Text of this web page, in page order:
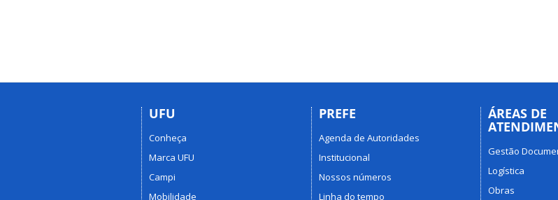
UFU
Conheça
Marca UFU
Campi
Mobilidade
PREFE
Agenda de Autoridades
Institucional
Nossos números
Linha do tempo
ÁREAS DE
Gestão
Logística
Obras